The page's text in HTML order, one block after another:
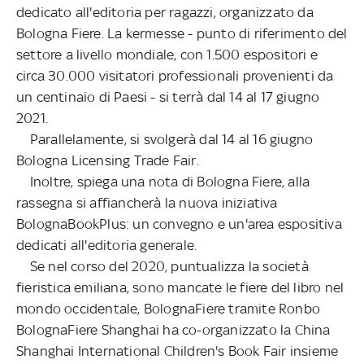
dedicato all'editoria per ragazzi, organizzato da
Bologna Fiere. La kermesse - punto di riferimento del
settore a livello mondiale, con 1.500 espositori e
circa 30.000 visitatori professionali provenienti da
un centinaio di Paesi - si terrà dal 14 al 17 giugno
2021.
Parallelamente, si svolgerà dal 14 al 16 giugno
Bologna Licensing Trade Fair.
Inoltre, spiega una nota di Bologna Fiere, alla
rassegna si affiancherà la nuova iniziativa
BolognaBookPlus: un convegno e un'area espositiva
dedicati all'editoria generale.
Se nel corso del 2020, puntualizza la società
fieristica emiliana, sono mancate le fiere del libro nel
mondo occidentale, BolognaFiere tramite Ronbo
BolognaFiere Shanghai ha co-organizzato la China
Shanghai International Children's Book Fair insieme